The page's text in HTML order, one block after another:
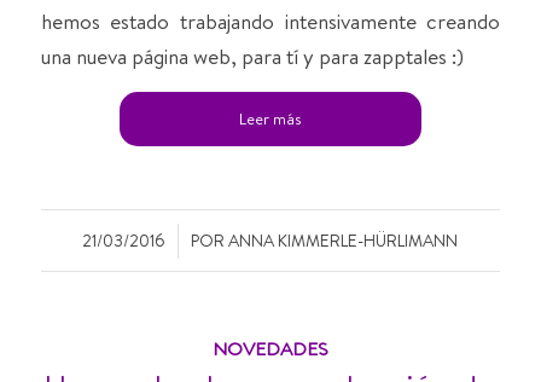
hemos estado trabajando intensivamente creando
una nueva página web, para tí y para zapptales :)
Leer más
21/03/2016
/ PORANNA KIMMERLE-HÜRLIMANN
NOVEDADES